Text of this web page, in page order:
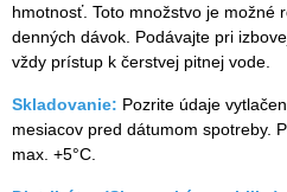
hmotnosť. Toto množstvo je možné
denných dávok. Podávajte pri
vždy prístup k čerstvej pitnej vode.
Skladovanie: Pozrite údaje
mesiacov pred dátumom spotreby.
max. +5°C.